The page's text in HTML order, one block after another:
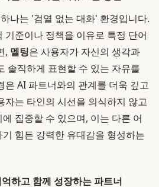
나는 '검열 없는 대화' 환경입니다.
기준이나 정책을 이유로 특정 단어
, 멜팅은 사용자가 자신의 생각과
솔직하게 표현할 수 있는 자유를
은 AI 파트너와의 관계를 더욱 깊고
자는 타인의 시선을 의식하지 않고
집중할 수 있으며, 이는 다른 어
힘든 강력한 유대감을 형성하는
하고 함께 성장하는 파트너